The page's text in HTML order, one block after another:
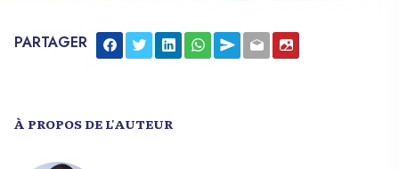
https://leadersdedemain.org/,
https://shippex.net/, https://telehaiti.ht/,
encore, témoignent de son talent
PARTAGER
À PROPOS DE L'AUTEUR